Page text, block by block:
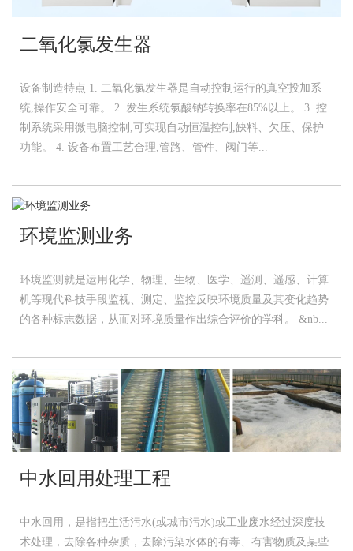
二氧化氯发生器
设备制造特点 1. 二氧化氯发生器是自动控制运行的真空投加系
统,操作安全可靠。 2. 发生系统氯酸钠转换率在85%以上。 3. 控
制系统采用微电脑控制,可实现自动恒温控制,缺料、欠压、保护
功能。 4. 设备布置工艺合理,管路、管件、阀门等...
环境监测业务
环境监测就是运用化学、物理、生物、医学、遥测、遥感、计算
机等现代科技手段监视、测定、监控反映环境质量及其变化趋势
的各种标志数据，从而对环境质量作出综合评价的学科。 &nb...
中水回用处理工程
中水回用，是指把生活污水(或城市污水)或工业废水经过深度技
术处理，去除各种杂质，去除污染水体的有毒、有害物质及某些